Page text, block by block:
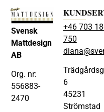
Svensk
Mattdesign
AB
Org. nr:
556883-
2470
+46 703
750
6
45231
Strömstad